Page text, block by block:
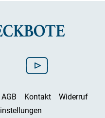
AGB Kontakt
Widerruf